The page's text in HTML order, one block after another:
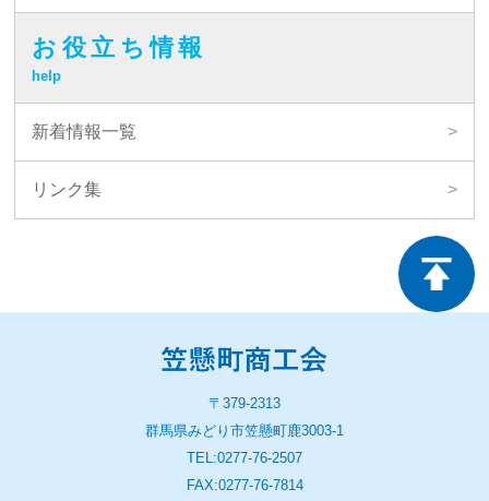
お役立ち情報
help
新着情報一覧
リンク集
〒379-2313
群馬県みどり市笠懸町鹿3003-1
TEL:0277-76-2507
FAX:0277-76-7814